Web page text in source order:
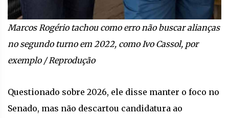
Marcos Rogério tachou como erro não buscar alianças
no segundo turno em 2022, como Ivo Cassol, por
exemplo / Reprodução
Questionado sobre 2026, ele disse manter o foco no
Senado, mas não descartou candidatura ao